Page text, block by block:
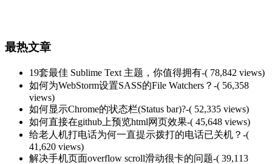
最热文章
19套最佳 Sublime Text 主题，你值得拥有-( 78,842 views)
如何为WebStorm设置SASS的File Watchers？ -( 56,358
views)
如何显示Chrome的状态栏(Status bar)?-( 52,335 views)
如何直接在github上预览html网页效果-( 45,648 views)
给老人机打电话为何一直提示拨打的电话已关机？ -(
41,620 views)
解决手机页面overflow scroll滑动很卡的问题-( 39,113